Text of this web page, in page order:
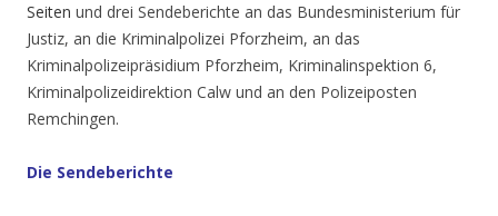
Seiten und drei Sendeberichte an das Bundesministerium für
Justiz, an die Kriminalpolizei Pforzheim, an das
Kriminalpolizeipräsidium Pforzheim, Kriminalinspektion 6,
Kriminalpolizeidirektion Calw und an den Polizeiposten
Remchingen.
Die Sendeberichte